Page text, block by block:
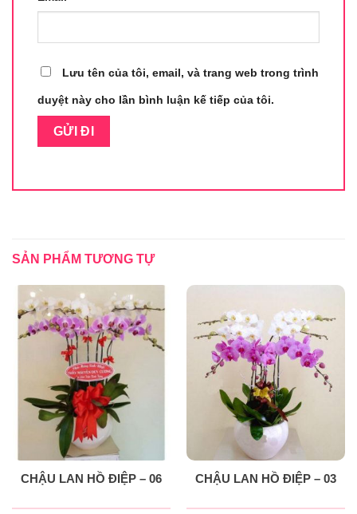
Lưu tên của tôi, email, và trang web trong trình
duyệt này cho lần bình luận kế tiếp của tôi.
SẢN PHẨM TƯƠNG TỰ
CHẬU LAN HỒ ĐIỆP – 06 CHẬU LAN HỒ ĐIỆP – 03